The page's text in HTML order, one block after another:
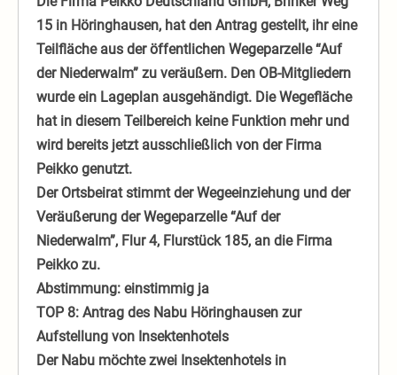
15 in Höringhausen, hat den Antrag gestellt, ihr eine
Teilfläche aus der öffentlichen Wegeparzelle “Auf
der Niederwalm” zu veräußern. Den OB-Mitgliedern
wurde ein Lageplan ausgehändigt. Die Wegefläche
hat in diesem Teilbereich keine Funktion mehr und
wird bereits jetzt ausschließlich von der Firma
Peikko genutzt.
Der Ortsbeirat stimmt der Wegeeinziehung und der
Veräußerung der Wegeparzelle “Auf der
Niederwalm”, Flur 4, Flurstück 185, an die Firma
Peikko zu.
Abstimmung: einstimmig ja
TOP 8: Antrag des Nabu Höringhausen zur
Aufstellung von Insektenhotels
Der Nabu möchte zwei Insektenhotels in